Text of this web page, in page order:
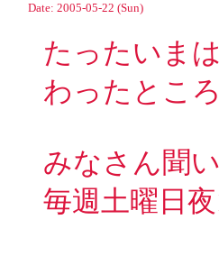
Date: 2005-05-22 (Sun)
たったいま
わったとこ
みなさん聞
毎週土曜日夜